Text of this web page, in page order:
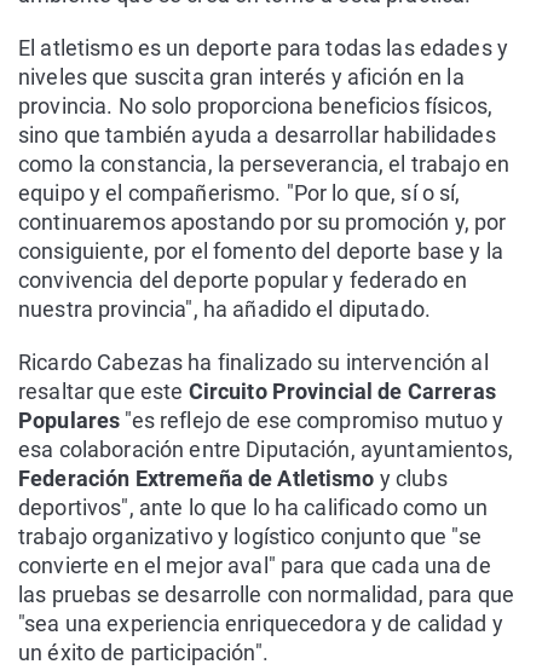
El atletismo es un deporte para todas las edades y
niveles que suscita gran interés y afición en la
provincia. No solo proporciona beneficios físicos,
sino que también ayuda a desarrollar habilidades
como la constancia, la perseverancia, el trabajo en
equipo y el compañerismo. "Por lo que, sí o sí,
continuaremos apostando por su promoción y, por
consiguiente, por el fomento del deporte base y la
convivencia del deporte popular y federado en
nuestra provincia", ha añadido el diputado.
Ricardo Cabezas ha finalizado su intervención al
resaltar que este Circuito Provincial de Carreras
Populares "es reflejo de ese compromiso mutuo y
esa colaboración entre Diputación, ayuntamientos,
Federación Extremeña de Atletismo y clubs
deportivos", ante lo que lo ha calificado como un
trabajo organizativo y logístico conjunto que "se
convierte en el mejor aval" para que cada una de
las pruebas se desarrolle con normalidad, para que
"sea una experiencia enriquecedora y de calidad y
un éxito de participación".